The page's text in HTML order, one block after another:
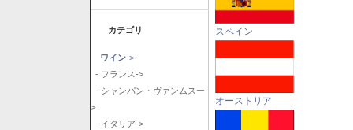
カテゴリ
ワイン->
- フランス->
- シャンパン・ヴァンムスー-
>
- イタリア->
スペイン
オーストリア